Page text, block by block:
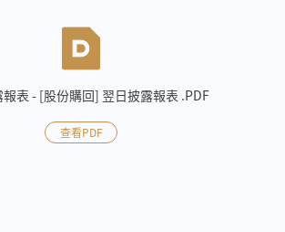
報表 - [股份購回] 翌日披露報表 .PDF
查看PDF